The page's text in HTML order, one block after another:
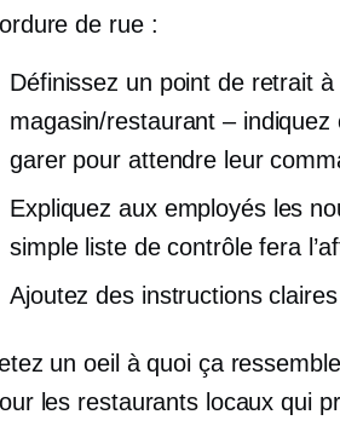
de rue :
Définissez un point de retrait
magasin/restaurant –
garer pour attendre leur
Expliquez aux employés les
simple liste de contrôle fera
Ajoutez des instructions
un oeil à quoi ça
les restaurants locaux qui